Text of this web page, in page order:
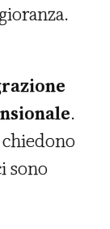
.
sono